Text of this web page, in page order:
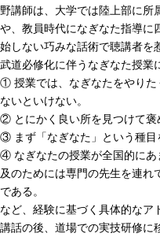
野講師は、大学では陸上部に所
や、教員時代になぎなた指導に
始しない巧みな話術で聴講者を
武道必修化に伴うなぎなた授業
① 授業では、なぎなたをやりた
ないといけない。
② とにかく良い所を見つけて褒
③ まず「なぎなた」という種目
④ なぎなたの授業が全国的にあ
及のためには専門の先生を連れ
である。
など、経験に基づく具体的なア
講話の後、道場での実技研修に